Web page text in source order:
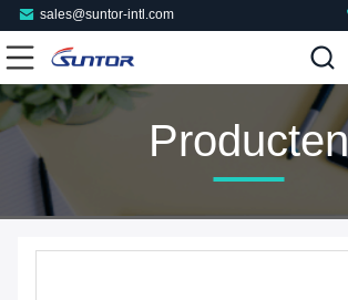
sales@suntor-intl.com
Producten